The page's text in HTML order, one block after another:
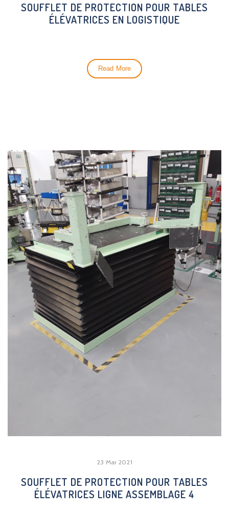
SOUFFLET DE PROTECTION POUR TABLES
ÉLÉVATRICES EN LOGISTIQUE
Read More
23 Mar 2021
SOUFFLET DE PROTECTION POUR TABLES
ÉLÉVATRICES LIGNE ASSEMBLAGE 4